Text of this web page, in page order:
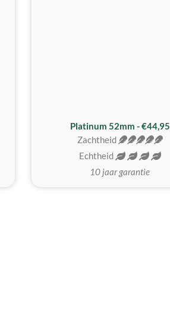
Platinum 52mm - €44,95
Zachtheid
Echtheid
10 jaar garantie